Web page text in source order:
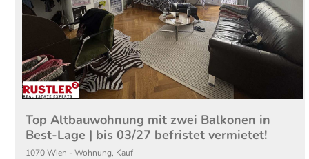
Top Altbauwohnung mit zwei Balkonen in
Best-Lage | bis 03/27 befristet vermietet!
1070 Wien -Wohnung, Kauf